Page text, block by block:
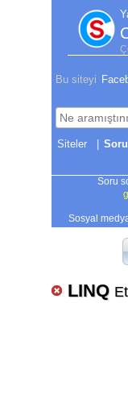
Bu siteyi
|
Soru
Sosyal
LINQ